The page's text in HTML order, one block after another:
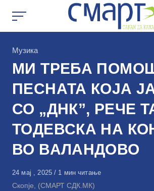
КАтегорија
Музика
МИ ТРЕБА
ПЕСНАТА КОЈА
СО „ДНК”, РЕЧЕ
ТОДЕВСКА НА
ВО ВАЛАНДОВО
Објавено
на
24 мај , 2025 1 мин читање
Скопје, (СМАРТ СДК.МК)